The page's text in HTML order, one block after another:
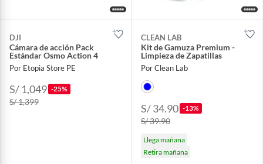
DJI
Cámara de acción Pack
Estándar Osmo Action 4
Por Etopia Store PE
S/ 1,049 -25%
S/ 1,399
CLEAN LAB
Kit de Gamuza Premium -
Limpieza de Zapatillas
Por Clean Lab
S/ 34.90 -13%
S/ 39.90
Llega mañana
Retira mañana